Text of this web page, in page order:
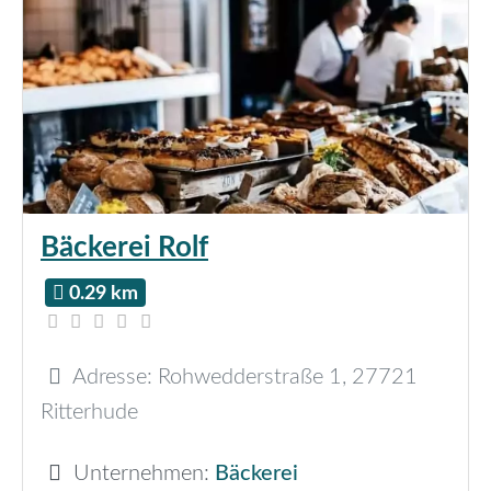
Bäckerei Rolf
0.29 km
Adresse: Rohwedderstraße 1, 27721
Ritterhude
Unternehmen: Bäckerei